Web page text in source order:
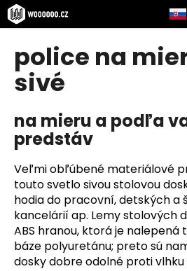
Prejsť
na
obsah
police na
sivé
na mieru a podľa
predstáv
Veľmi obľúbené materiálové
touto svetlo sivou stolovou
hodia do pracovní, detských a
kancelárií ap. Lemy stolových
ABS hranou, ktorá je nalepená
báze polyuretánu; preto sú
dosky dobre odolné proti vlhku
K
o
Č
o
p
o
t
r
e
b
u
j
e